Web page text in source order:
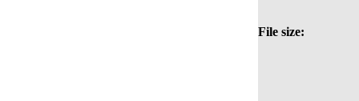
File size: